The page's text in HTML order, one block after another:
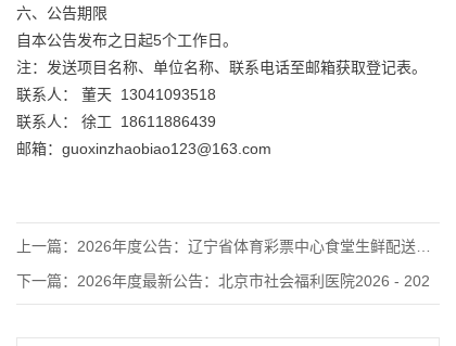
六、公告期限
自本公告发布之日起5个工作日。
注：发送项目名称、单位名称、联系电话至邮箱获取登记表。
联系人： 董天 13041093518
联系人： 徐工 18611886439
邮箱：guoxinzhaobiao123@163.com
上一篇： 2026年度公告：辽宁省体育彩票中心食堂生鲜配送供应商的采购
下一篇： 2026年度最新公告：北京市社会福利医院2026 - 202